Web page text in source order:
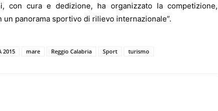
con cura e dedizione, ha organizzato la competizione,
panorama sportivo di rilievo internazionale”.
2015 mare Reggio Calabria Sport turismo